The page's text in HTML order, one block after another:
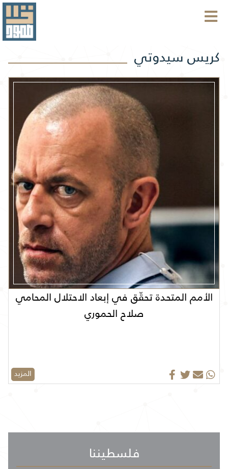
كريس سيدوتي
الأمم المتحدة تحقّق في إبعاد الاحتلال المحامي
صلاح الحموري
المزيد
فلسطيننا